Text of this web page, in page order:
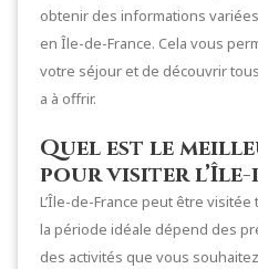
obtenir des informations
en Île-de-France. Cela vous
votre séjour et de découvrir
a à offrir.
Quel est le
pour visiter l’Île-
L’Île-de-France peut être visitée
la période idéale dépend des
des activités que vous